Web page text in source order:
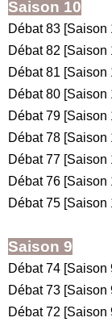
Saison 10
Débat 83 [Saison
Débat 82 [Saison
Débat 81 [Saison
Débat 80 [Saison
Débat 79 [Saison
Débat 78 [Saison
Débat 77 [Saison
Débat 76 [Saison
Débat 75 [Saison
Saison 9
Débat 74 [Saison
Débat 73 [Saison
Débat 72 [Saison